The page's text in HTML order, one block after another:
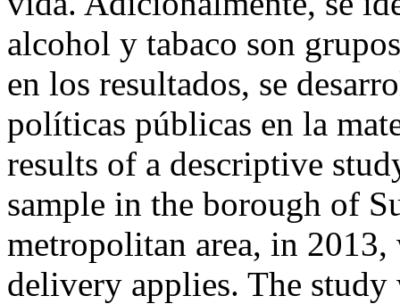
alcohol y tabaco son
en los resultados, se
políticas públicas en la
results of a descriptive
sample in the borough of
metropolitan area, in 2013,
delivery applies. The